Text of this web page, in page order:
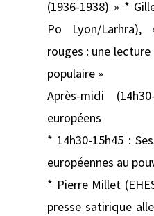
(1936-1938) » *
Po Lyon/
rouges : une
populaire »
Après-midi
européens
* 14h30-15h45 :
européennes au
* Pierre Millet
presse satirique